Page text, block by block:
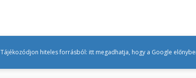
Tájékozódjon hiteles forrásból: itt megadhatja, hogy a Google